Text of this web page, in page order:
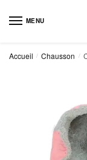
MENU
Accueil / Chausson /